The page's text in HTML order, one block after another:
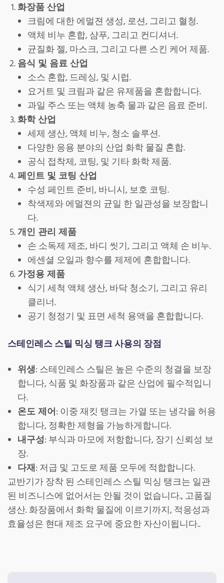
화장품 산업
크림에 대한 에멀젼 생성, 로션, 그리고 혈청.
액체 비누 혼합, 샴푸, 그리고 컨디셔너.
균질화 젤, 마스크, 그리고 다른 스킨 케어 제품.
음식 및 음료 산업
소스 혼합, 드레싱, 및 시럽.
요거트 및 크림과 같은 유제품을 혼합합니다.
과일 주스 또는 액체 농축 물과 같은 음료 준비.
화학 산업
세제 생산, 액체 비누, 청소 솔루션.
다양한 응용 분야의 산업 화학 물질 혼합.
공식 접착제, 코팅, 및 기타 화학 제품.
페인트 및 코팅 산업
수성 페인트 준비, 바니시, 보호 코팅.
착색제와 에멀젼의 균일 한 일관성을 보장합니
다.
개인 관리 제품
손 소독제 제조, 바디 씻기, 그리고 액체 손 비누.
에센셜 오일과 향수를 제제에 혼합합니다.
가정용 제품
식기 세척 액체 생산, 바닥 청소기, 그리고 유리
클리너.
공기 청정기 및 표면 세척 용액을 혼합합니다.
스테인레스 스틸 믹싱 탱크 사용의 장점
위생: 스테인레스 스틸은 높은 수준의 청결을 보장
합니다, 식품 및 화장품과 같은 산업에 필수적입니
다.
온도 제어: 이중 재킷 탱크는 가열 또는 냉각을 허용
합니다, 정확한 제형을 가능하게합니다.
내구성: 부식과 마모에 저항합니다, 장기 신뢰성 보
장.
다재: 저급 및 고도로 제품 모두에 적합합니다.
교반기가 장착 된 스테인레스 스틸 믹싱 탱크는 일관
된 비즈니스에 없어서는 안될 것이 없습니다., 고품질
생산. 화장품에서 화학 물질에 이르기까지, 적응성과
효율성은 현대 제조 요구에 중요한 자산이됩니다..